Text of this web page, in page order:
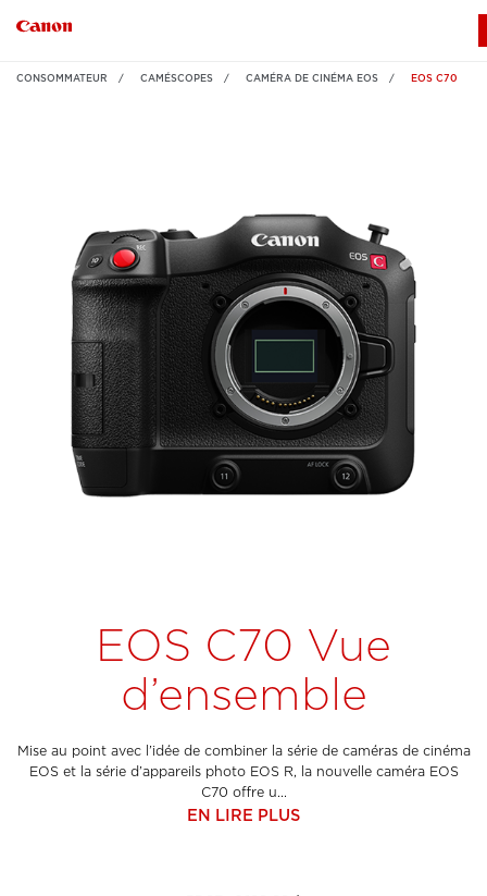
CONSOMMATEUR CAMÉSCOPES CAMÉRA DE CINÉMA EOS EOS C70
EOS C70 Vue
d’ensemble
Mise au point avec l’idée de combiner la série de caméras de cinéma
EOS et la série d’appareils photo EOS R, la nouvelle caméra EOS
C70 offre u...
EN LIRE PLUS